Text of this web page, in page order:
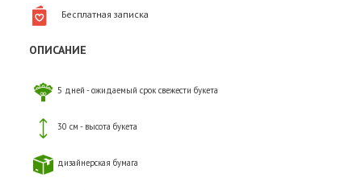
Бесплатная записка
ОПИСАНИЕ
5 дней - ожидаемый срок свежести букета
30 см - высота букета
дизайнерская бумага